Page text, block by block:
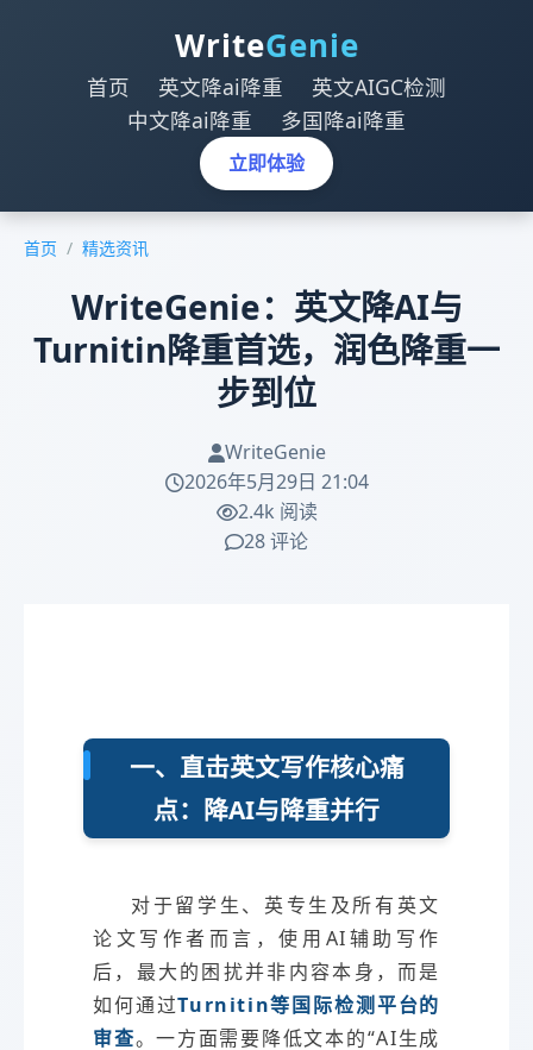
WriteGenie
首页 英文降ai降重
英文AIGC检测
中文降ai降重
多国降ai降重
立即体验
首页 / 精选资讯
WriteGenie：英文降AI与
Turnitin降重首选，润色降重一
步到位
WriteGenie
2026年5月29日 21:04
2.4k 阅读
28 评论
一、直击英文写作核心痛
点：降AI与降重并行
对于留学生、英专生及所有英文
论文写作者而言，使用AI辅助写作
后，最大的困扰并非内容本身，而是
如何通过Turnitin等国际检测平台的
审查。一方面需要降低文本的“AI生成